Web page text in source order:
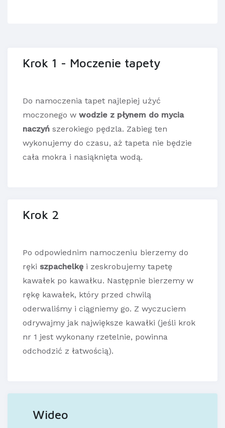
Krok 1 - Moczenie tapety
Do namoczenia tapet najlepiej użyć
moczonego w wodzie z płynem do mycia
naczyń szerokiego pędzla. Zabieg ten
wykonujemy do czasu, aż tapeta nie będzie
cała mokra i nasiąknięta wodą.
Krok 2
Po odpowiednim namoczeniu bierzemy do
ręki szpachelkę i zeskrobujemy tapetę
kawałek po kawałku. Następnie bierzemy w
rękę kawałek, który przed chwilą
oderwaliśmy i ciągniemy go. Z wyczuciem
odrywajmy jak największe kawałki (jeśli krok
nr 1 jest wykonany rzetelnie, powinna
odchodzić z łatwością).
Wideo